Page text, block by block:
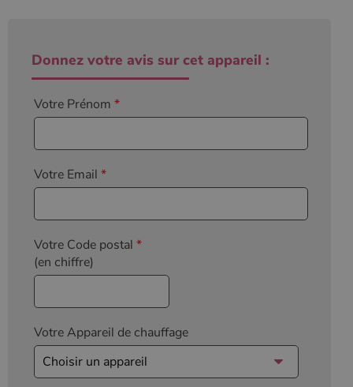
Donnez votre avis sur cet appareil :
Votre Prénom *
Votre Email *
Votre Code postal *
(en chiffre)
Votre Appareil de chauffage